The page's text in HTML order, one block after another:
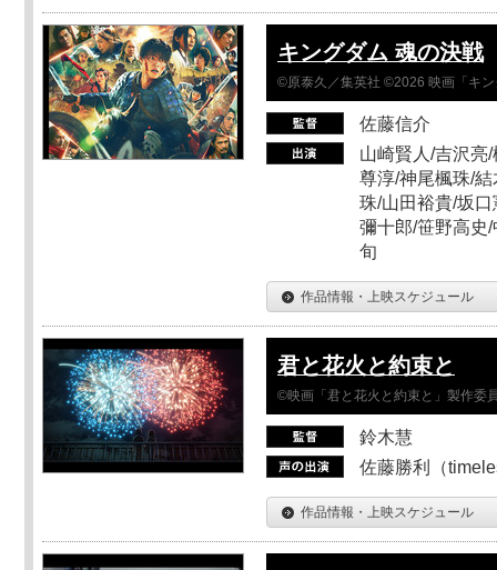
キングダム 魂の決戦
©原泰久／集英社 ©2026 映画「キ
佐藤信介
山崎賢人/吉沢亮
尊淳/神尾楓珠/
珠/山田裕貴/坂
彌十郎/笹野高史
旬
作品情報・上映スケジュール
君と花火と約束と
©映画「君と花火と約束と」製作委
鈴木慧
佐藤勝利（
作品情報・上映スケジュール